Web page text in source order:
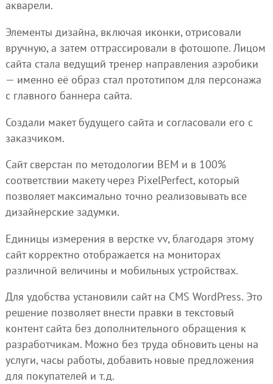
акварели.
Элементы дизайна, включая иконки, отрисовали
вручную, а затем оттрассировали в фотошопе. Лицом
сайта стала ведущий тренер направления аэробики
— именно её образ стал прототипом для персонажа
с главного баннера сайта.
Создали макет будущего сайта и согласовали его с
заказчиком.
Сайт сверстан по методологии BEM и в 100%
соответствии макету через PixelPerfect, который
позволяет максимально точно реализовывать все
дизайнерские задумки.
Единицы измерения в верстке vv, благодаря этому
сайт корректно отображается на мониторах
различной величины и мобильных устройствах.
Для удобства установили сайт на CMS WordPress. Это
решение позволяет внести правки в текстовый
контент сайта без дополнительного обращения к
разработчикам. Можно без труда обновить цены на
услуги, часы работы, добавить новые предложения
для покупателей и т.д.